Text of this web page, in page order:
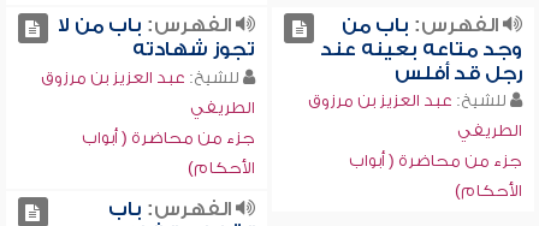
الفهرس: باب من
وجد متاعه بعينه عند
رجل قد أفلس
للشيخ: عبد العزيز بن مرزوق
الطريفي
جزء من محاضرة ( أبواب
الأحكام)
الفهرس: باب من لا
تجوز شهادته
للشيخ: عبد العزيز بن مرزوق
الطريفي
جزء من محاضرة ( أبواب
الأحكام)
الفهرس: باب